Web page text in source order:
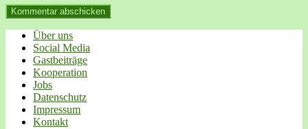
Über uns
Social Media
Gastbeiträge
Kooperation
Jobs
Datenschutz
Impressum
Kontakt